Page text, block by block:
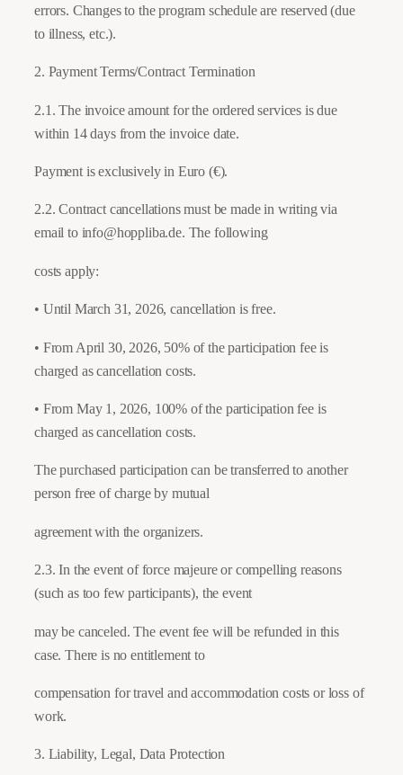
errors. Changes to the program schedule are reserved (due
to illness, etc.).
2. Payment Terms/Contract Termination
2.1. The invoice amount for the ordered services is due
within 14 days from the invoice date.
Payment is exclusively in Euro (€).
2.2. Contract cancellations must be made in writing via
email to info@hoppliba.de. The following
costs apply:
• Until March 31, 2026, cancellation is free.
• From April 30, 2026, 50% of the participation fee is
charged as cancellation costs.
• From May 1, 2026, 100% of the participation fee is
charged as cancellation costs.
The purchased participation can be transferred to another
person free of charge by mutual
agreement with the organizers.
2.3. In the event of force majeure or compelling reasons
(such as too few participants), the event
may be canceled. The event fee will be refunded in this
case. There is no entitlement to
compensation for travel and accommodation costs or loss of
work.
3. Liability, Legal, Data Protection